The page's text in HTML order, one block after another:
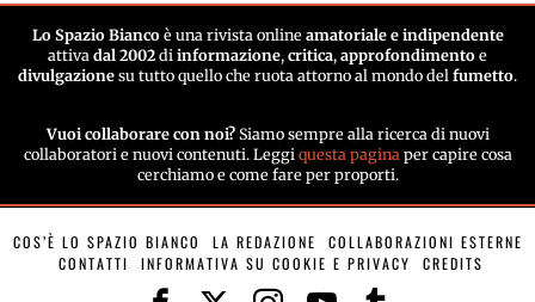
Lo Spazio Biancoè una rivista online amatoriale e indipendente
attiva dal 2002 di informazione, critica, approfondimento e
divulgazione su tutto quello che ruota attorno al mondo del fumetto.
Vuoi collaborare con noi? Siamo sempre alla ricerca di nuovi
collaboratori e nuovi contenuti. Leggi questa pagina per capire cosa
cerchiamo e come fare per proporti.
COS’È LO SPAZIO BIANCO LA REDAZIONE
COLLABORAZIONI ESTERNE
CONTATTI
INFORMATIVA SU COOKIE E PRIVACY CREDITS